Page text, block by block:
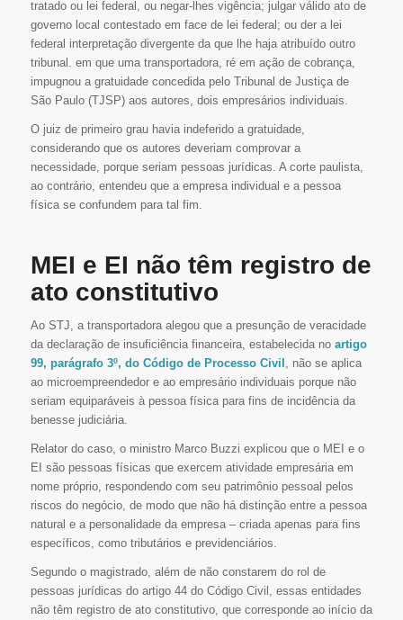
tratado ou lei federal, ou negar-lhes vigência; julgar válido ato de
governo local contestado em face de lei federal; ou der a lei
federal interpretação divergente da que lhe haja atribuído outro
tribunal. em que uma transportadora, ré em ação de cobrança,
impugnou a gratuidade concedida pelo Tribunal de Justiça de
São Paulo (TJSP) aos autores, dois empresários individuais.
O juiz de primeiro grau havia indeferido a gratuidade,
considerando que os autores deveriam comprovar a
necessidade, porque seriam pessoas jurídicas. A corte paulista,
ao contrário, entendeu que a empresa individual e a pessoa
física se confundem para tal fim.
MEI e EI não têm registro de
ato constitutivo
Ao STJ, a transportadora alegou que a presunção de veracidade
da declaração de insuficiência financeira, estabelecida no artigo
99, parágrafo 3º, do Código de Processo Civil
, não se aplica
ao microempreendedor e ao empresário individuais porque não
seriam equiparáveis à pessoa física para fins de incidência da
benesse judiciária.
Relator do caso, o ministro Marco Buzzi explicou que o MEI e o
EI são pessoas físicas que exercem atividade empresária em
nome próprio, respondendo com seu patrimônio pessoal pelos
riscos do negócio, de modo que não há distinção entre a pessoa
natural e a personalidade da empresa – criada apenas para fins
específicos, como tributários e previdenciários.
Segundo o magistrado, além de não constarem do rol de
pessoas jurídicas do artigo 44 do Código Civil, essas entidades
não têm registro de ato constitutivo, que corresponde ao início da